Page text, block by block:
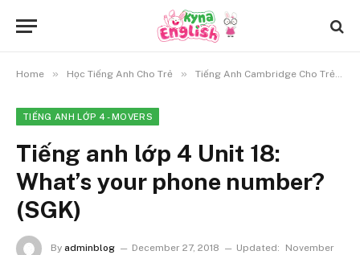
Home » Học Tiếng Anh Cho Trẻ » Tiếng Anh Cambridge Cho Trẻ
TIẾNG ANH LỚP 4 - MOVERS
Tiếng anh lớp 4 Unit 18:
What’s your phone number?
(SGK)
By adminblog December 27, 2018 Updated:
November